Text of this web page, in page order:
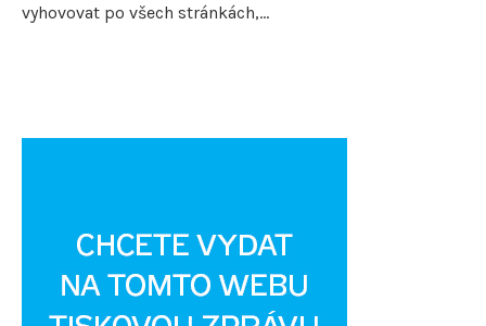
vyhovovat po všech stránkách,…